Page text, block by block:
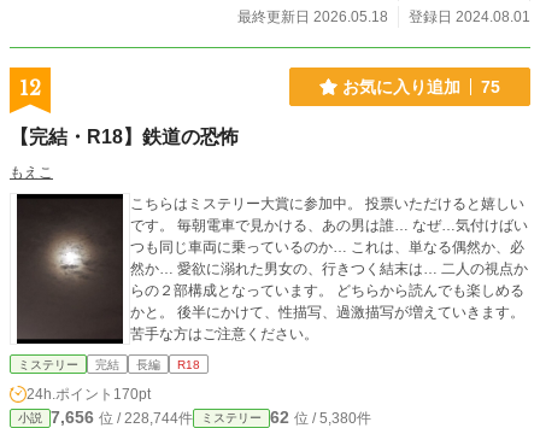
が倫理観がぶっ壊れている王太子に体から堕とされ分からさ
最終更新日 2026.05.18
登録日 2024.08.01
12 お気に入り追加 75
【完結・R18】鉄道の恐怖
もえこ
こちらはミステリー大賞に参加中。 投票いただけると嬉しい
です。 毎朝電車で見かける、あの男は誰… なぜ…気付けばい
つも同じ車両に乗っているのか… これは、単なる偶然か、必
然か… 愛欲に溺れた男女の、行きつく結末は… 二人の視点か
らの２部構成となっています。 どちらから読んでも楽しめる
かと。 後半にかけて、性描写、過激描写が増えていきます。
苦手な方はご注意ください。
ミステリー 完結 長編 R18
24h.ポイント 170pt
小説 7,656 位 / 228,744件 ミステリー 62 位 / 5,380件